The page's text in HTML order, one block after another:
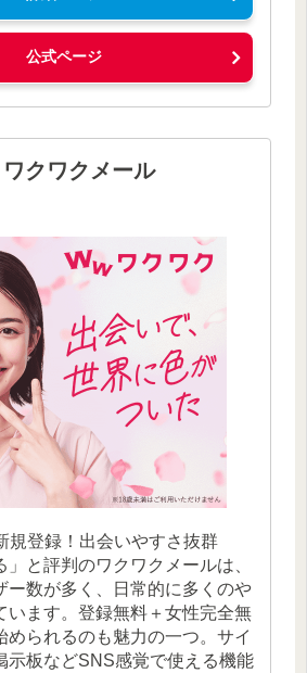
公式ページ
クワクメール
規登録！出会いやすさ抜群
」と評判のワクワクメールは、
ー数が多く、日常的に多くのや
います。登録無料＋女性完全無
められるのも魅力の一つ。サイ
示板などSNS感覚で使える機能